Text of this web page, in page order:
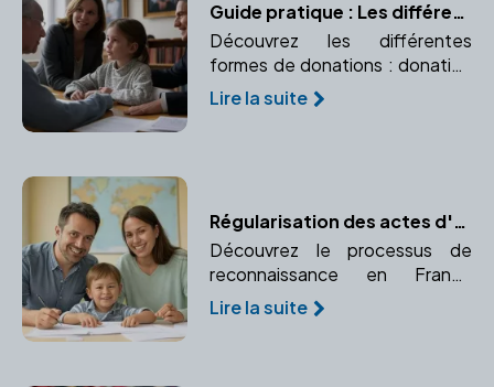
Guide pratique : Les différentes formes de donations
Découvrez les différentes
formes de donations : donation
simple, donation-partage, et
donation avec réserve
Lire la suite
Régularisation des actes d'adoption à l'étranger : un guide pratique
Découvrez le processus de
reconnaissance en France
d'une adoption prononcée à
l'étranger. Comprendre la
Lire la suite